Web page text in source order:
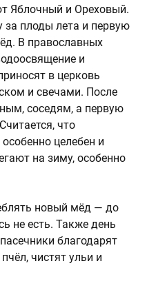
Яблочный и Ореховый.
за плоды лета и первую
В православных
и
в церковь
и свечами. После
соседям, а первую
что
целебен и
на зиму, особенно
новый мёд — до
не есть. Также день
благодарят
чистят ульи и